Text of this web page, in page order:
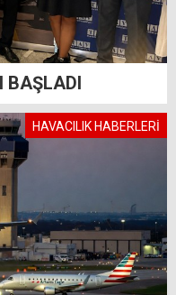
BAŞLADI
HAVACILIK HABERLERİ